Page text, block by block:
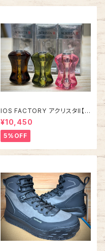
IOS FACTORY アクリスタII【タ
イプA】
¥10,450
5%OFF